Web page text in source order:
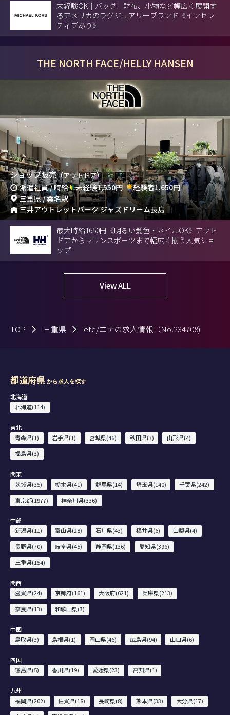
未経験OK｜バッグ、財布、小物など幅広く展開す
るアメリカのラグジュアリーブランド《インセン
ティブあり》
THE NORTH FACE/HELLY HANSEN
ショップ販売（アウトドア）
派遣社員 / 時給 未経験1,550円
経験者1,650円
三重県 / 桑名駅
三井アウトレットパーク ジャズドリーム長島
最大時給1650円《明るい髪色・ネイルOK》アウト
ドアからマリンスポーツまで幅広く揃う人気ショ
ップ
View ALL
TOP 三重県 ete/エテの求人情報（No.234708)
都道府県から求人を探す
北海道
北海道(114)
東北
青森県(1)
岩手県(1) 宮城県(46) 秋田県(3)
山形県(4)
福島県(3)
関東
茨城県(35)
栃木県(41) 群馬県(14) 埼玉県(140)
千葉県(242)
東京都(1977)
神奈川県(336)
中部
新潟県(11)
富山県(28) 石川県(43) 福井県(6)
山梨県(4)
長野県(70)
岐阜県(45) 静岡県(136)
愛知県(396)
三重県(154)
関西
滋賀県(24)
京都府(161) 大阪府(621)
兵庫県(213)
奈良県(13)
和歌山県(3)
中国
鳥取県(3)
島根県(1) 岡山県(46) 広島県(94) 山口県(6)
四国
徳島県(5)
香川県(19) 愛媛県(23) 高知県(1)
九州
福岡県(202)
佐賀県(18) 長崎県(8) 熊本県(33)
大分県(17)